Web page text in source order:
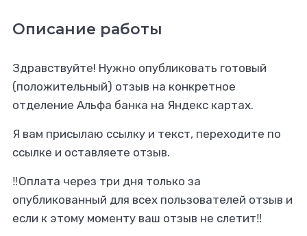
Описание работы
Здравствуйте! Нужно опубликовать готовый
(положительный) отзыв на конкретное
отделение Альфа банка на Яндекс картах.
Я вам присылаю ссылку и текст, переходите по
ссылке и оставляете отзыв.
‼️Оплата через три дня только за
опубликованный для всех пользователей отзыв и
если к этому моменту ваш отзыв не слетит‼️